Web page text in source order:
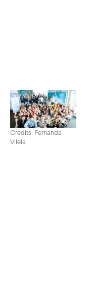
Credits: Fernanda
Vilela